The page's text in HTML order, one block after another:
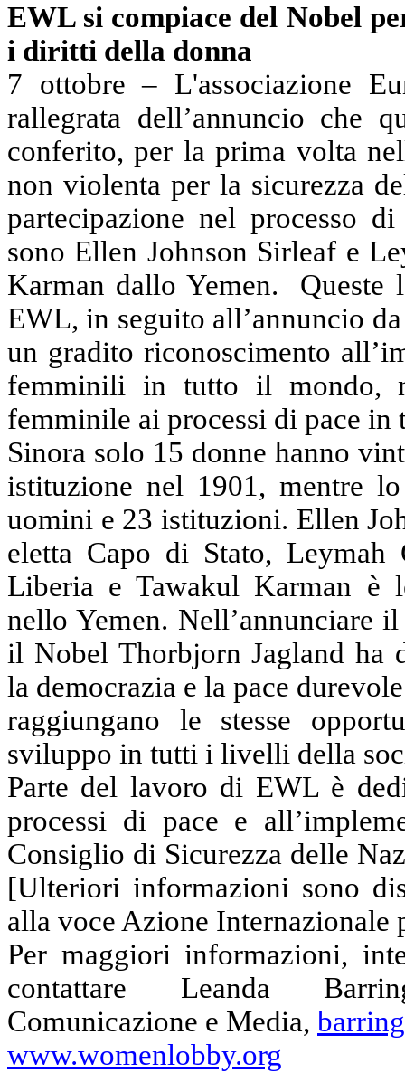
EWL si compiace del Nobel
i diritti della donna
7 ottobre – L'associazione
rallegrata dell’annuncio che
conferito, per la prima volta
non violenta per la sicurezza
partecipazione nel processo
sono Ellen Johnson Sirleaf e
Karman dallo Yemen.
Queste
EWL, in seguito all’annuncio
un gradito riconoscimento
femminili in tutto il mondo,
femminile ai processi di pace in
Sinora solo 15 donne hanno
istituzione nel 1901, mentre
uomini e 23 istituzioni. Ellen
eletta Capo di Stato,
Liberia e Tawakul Karman è
nello Yemen. Nell’annunciare
il Nobel Thorbjorn Jagland ha
la democrazia e la pace
raggiungano le stesse
sviluppo in tutti i livelli della
Parte del lavoro di EWL è
processi di pace e
Consiglio di Sicurezza delle
[Ulteriori informazioni sono
alla voce Azione
Per maggiori informazioni,
contattare
Leanda
Comunicazione e Media,
www.womenlobby.org